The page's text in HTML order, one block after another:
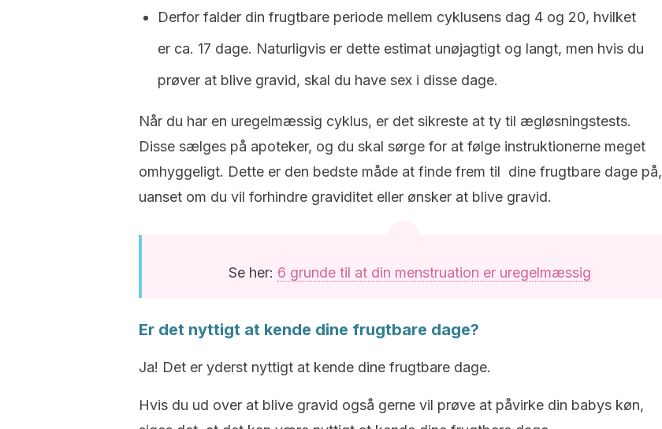
Derfor falder din frugtbare periode mellem cyklusens dag 4 og 20, hvilket
er ca. 17 dage. Naturligvis er dette estimat unøjagtigt og langt, men hvis du
prøver at blive gravid, skal du have sex i disse dage.
Når du har en uregelmæssig cyklus, er det sikreste at ty til ægløsningstests.
Disse sælges på apoteker, og du skal sørge for at følge instruktionerne meget
omhyggeligt. Dette er den bedste måde at finde frem til dine frugtbare dage på,
uanset om du vil forhindre graviditet eller ønsker at blive gravid.
Se her: 6 grunde til at din menstruation er uregelmæssig
Er det nyttigt at kende dine frugtbare dage?
Ja! Det er yderst nyttigt at kende dine frugtbare dage.
Hvis du ud over at blive gravid også gerne vil prøve at påvirke din babys køn,